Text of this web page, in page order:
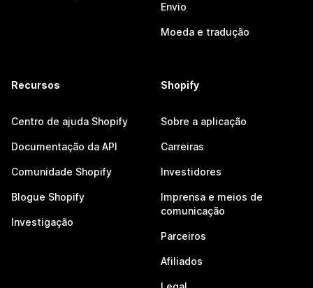
Envio
Moeda e tradução
Recursos
Centro de ajuda Shopify
Documentação da API
Comunidade Shopify
Blogue Shopify
Investigação
Shopify
Sobre a aplicação
Carreiras
Investidores
Imprensa e meios de
comunicação
Parceiros
Afiliados